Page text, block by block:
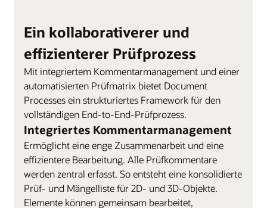
Ein kollaborativerer und
effizienterer Prüfprozess
Mit integriertem Kommentarmanagement und einer
automatisierten Prüfmatrix bietet Document
Processes ein strukturiertes Framework für den
vollständigen End-to-End-Prüfprozess.
Integriertes Kommentarmanagement
Ermöglicht eine enge Zusammenarbeit und eine
effizientere Bearbeitung. Alle Prüfkommentare
werden zentral erfasst. So entsteht eine konsolidierte
Prüf- und Mängelliste für 2D- und 3D-Objekte.
Elemente können gemeinsam bearbeitet,